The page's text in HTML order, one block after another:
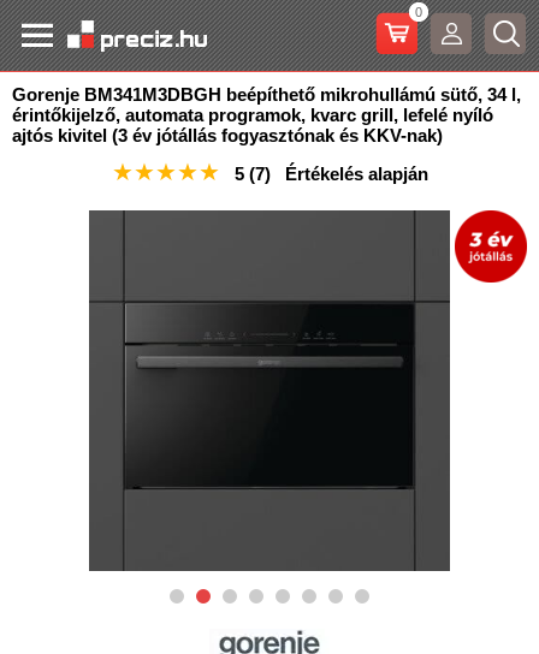
0
Gorenje BM341M3DBGH beépíthető mikrohullámú sütő, 34 l,
érintőkijelző, automata programok, kvarc grill, lefelé nyíló
ajtós kivitel (3 év jótállás fogyasztónak és KKV-nak)
★★★★★ 5 (7)Értékelés alapján